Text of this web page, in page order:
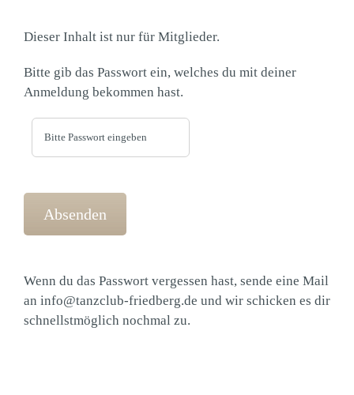
Dieser Inhalt ist nur für Mitglieder.
Bitte gib das Passwort ein, welches du mit deiner
Anmeldung bekommen hast.
Wenn du das Passwort vergessen hast, sende eine Mail
an info@tanzclub-friedberg.de und wir schicken es dir
schnellstmöglich nochmal zu.